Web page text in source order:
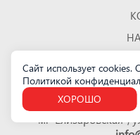
м. "Елизаровская",
Сайт использует cookies.
Политикой
ХОРОШО